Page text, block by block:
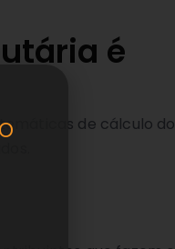
é
de cálculo do